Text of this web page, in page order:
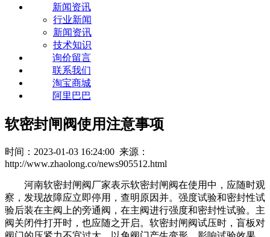
新闻资讯
行业新闻
新闻资讯
技术知识
询价留言
联系我们
淘宝商城
阿里巴巴
软密封闸阀使用注意事项
时间：2023-01-03 16:24:00 来源：
http://www.zhaolong.co/news905512.html
河南软密封闸阀厂家表示软密封闸阀在使用中，应随时观
察，发现故障应立即停用，查明原因并。强度试验和密封性试
验后装在主阀上的旁通阀，在主阀进行强度和密封性试验。主
阀关闭件打开时，也应随之开启。软密封闸阀试压时，盲板对